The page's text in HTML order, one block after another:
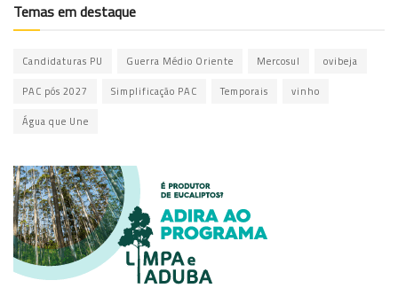
Temas em destaque
Candidaturas PU Guerra Médio Oriente Mercosul ovibeja
PAC pós 2027 Simplificação PAC Temporais vinho
Água que Une